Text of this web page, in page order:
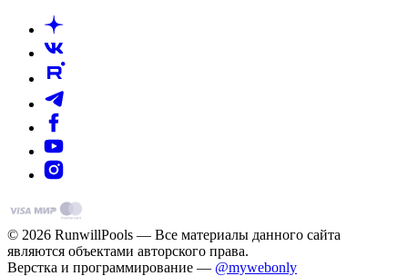
© 2026 RunwillPools — Все материалы данного сайта
являются объектами авторского права.
Верстка и программирование — @mywebonly